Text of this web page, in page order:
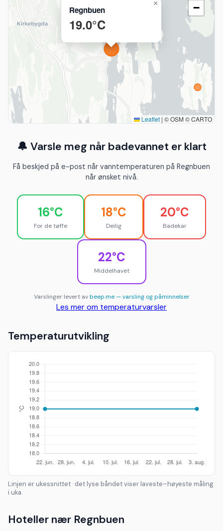
Regnbuen
19.0°C
× −
Leaflet | © OSM © CARTO
🔔 Varsle meg når badevannet er klart
Få beskjed på e-post når vanntemperaturen på Regnbuen
når ønsket nivå.
16°C
For de tøffe
18°C
Deilig
20°C
Badekar
22°C
Middelhavet
Varslinger levert avbeep.me — varsling og påminnelser
Les mer om temperaturvarsler
Temperaturutvikling
Linjen er ukessnittet · det lyse båndet viser laveste–høyeste måling
i uka.
Hoteller nær Regnbuen